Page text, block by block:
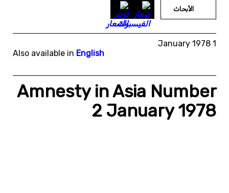
الأبحاث
1 January 1978
Also available in English
Amnesty in Asia Number
2 January 1978